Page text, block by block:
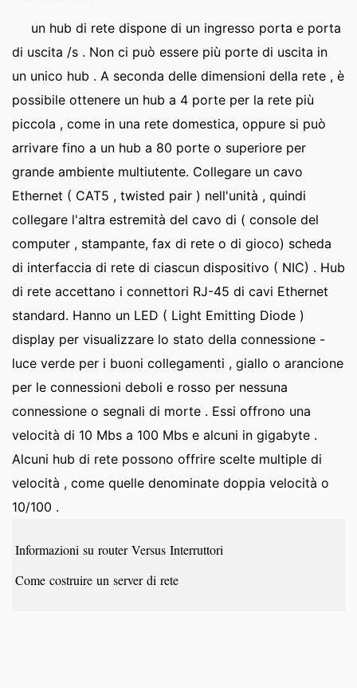
un hub di rete dispone di un ingresso porta e porta
di uscita /s . Non ci può essere più porte di uscita in
un unico hub . A seconda delle dimensioni della rete , è
possibile ottenere un hub a 4 porte per la rete più
piccola , come in una rete domestica, oppure si può
arrivare fino a un hub a 80 porte o superiore per
grande ambiente multiutente. Collegare un cavo
Ethernet ( CAT5 , twisted pair ) nell'unità , quindi
collegare l'altra estremità del cavo di ( console del
computer , stampante, fax di rete o di gioco) scheda
di interfaccia di rete di ciascun dispositivo ( NIC) . Hub
di rete accettano i connettori RJ-45 di cavi Ethernet
standard. Hanno un LED ( Light Emitting Diode )
display per visualizzare lo stato della connessione -
luce verde per i buoni collegamenti , giallo o arancione
per le connessioni deboli e rosso per nessuna
connessione o segnali di morte . Essi offrono una
velocità di 10 Mbs a 100 Mbs e alcuni in gigabyte .
Alcuni hub di rete possono offrire scelte multiple di
velocità , come quelle denominate doppia velocità o
10/100 .
Informazioni su router Versus Interruttori
Come costruire un server di rete